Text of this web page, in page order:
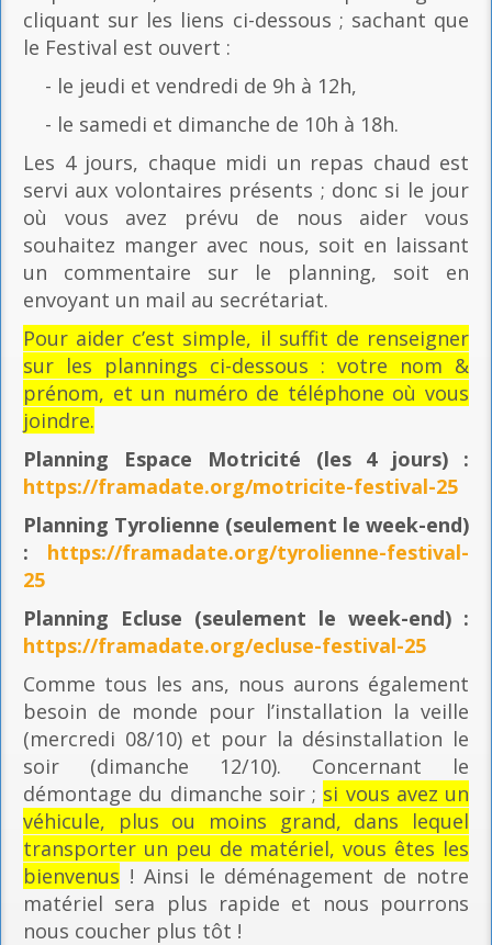
cliquant sur les liens ci-dessous ; sachant que
le Festival est ouvert :
- le jeudi et vendredi de 9h à 12h,
- le samedi et dimanche de 10h à 18h.
Les 4 jours, chaque midi un repas chaud est
servi aux volontaires présents ; donc si le jour
où vous avez prévu de nous aider vous
souhaitez manger avec nous, soit en laissant
un commentaire sur le planning, soit en
envoyant un mail au secrétariat.
Pour aider c’est simple, il suffit de renseigner
sur les plannings ci-dessous : votre nom &
prénom, et un numéro de téléphone où vous
joindre.
Planning Espace Motricité (les 4 jours) :
https://framadate.org/motricite-festival-25
Planning Tyrolienne (seulement le week-end)
: https://framadate.org/tyrolienne-festival-
25
Planning Ecluse (seulement le week-end) :
https://framadate.org/ecluse-festival-25
Comme tous les ans, nous aurons également
besoin de monde pour l’installation la veille
(mercredi 08/10) et pour la désinstallation le
soir (dimanche 12/10). Concernant le
démontage du dimanche soir ; si vous avez un
véhicule, plus ou moins grand, dans lequel
transporter un peu de matériel, vous êtes les
bienvenus ! Ainsi le déménagement de notre
matériel sera plus rapide et nous pourrons
nous coucher plus tôt !